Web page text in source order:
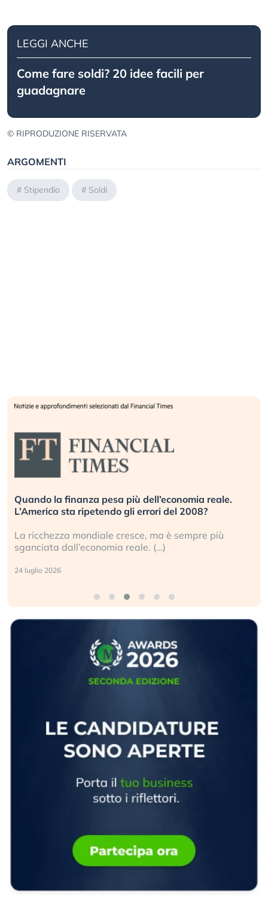
LEGGI ANCHE
Come fare soldi? 20 idee facili per
guadagnare
© RIPRODUZIONE RISERVATA
ARGOMENTI
# Stipendio # Soldi
Russia e Cina pronti a spegnere Starlink. Gli
investitori stanno sottovalutando il rischio?
Gli investitori tech continuano a ignorare il
geopolitico: il (…)
17 luglio 2026